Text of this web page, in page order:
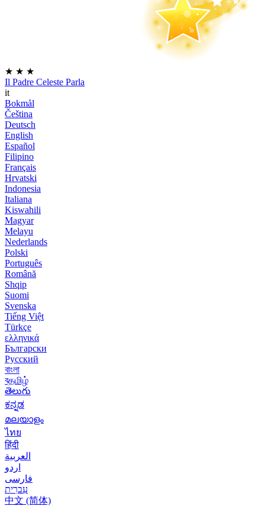
★ ★ ★
Il Padre Celeste Parla
it
Bokmål
Čeština
Deutsch
English
Español
Filipino
Français
Hrvatski
Indonesia
Italiana
Kiswahili
Magyar
Melayu
Nederlands
Polski
Português
Română
Shqip
Suomi
Svenska
Tiếng Việt
Türkçe
ελληνικά
Български
Русский
বাংলা
বதமிழ்
తెలుగు
ಕನ್ನಡ
മലയാളം
ไทย
हिंदी
العربية
اردو
فارسی
עִברִית
中文 (简体)